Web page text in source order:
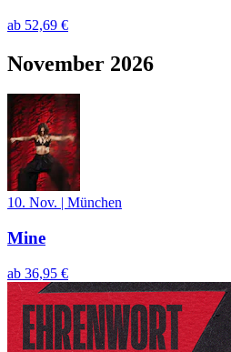
ab 52,69 €
November 2026
10. Nov. München
Mine
ab 36,95 €